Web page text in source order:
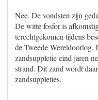
Nee. De vondsten zijn
De witte fosfor is
terechtgekomen tijdens
de Tweede Wereldoorlog.
zandsuppletie eind jaren
strand. Dit zand wordt
zandsuppleties.